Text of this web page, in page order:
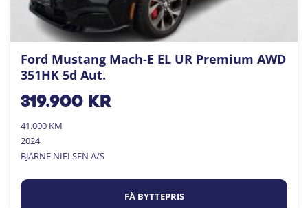
Ford Mustang Mach-E EL UR Premium AWD
351HK 5d Aut.
319.900kr
41.000 KM
2024
BJARNE NIELSEN A/S
FÅ BYTTEPRIS